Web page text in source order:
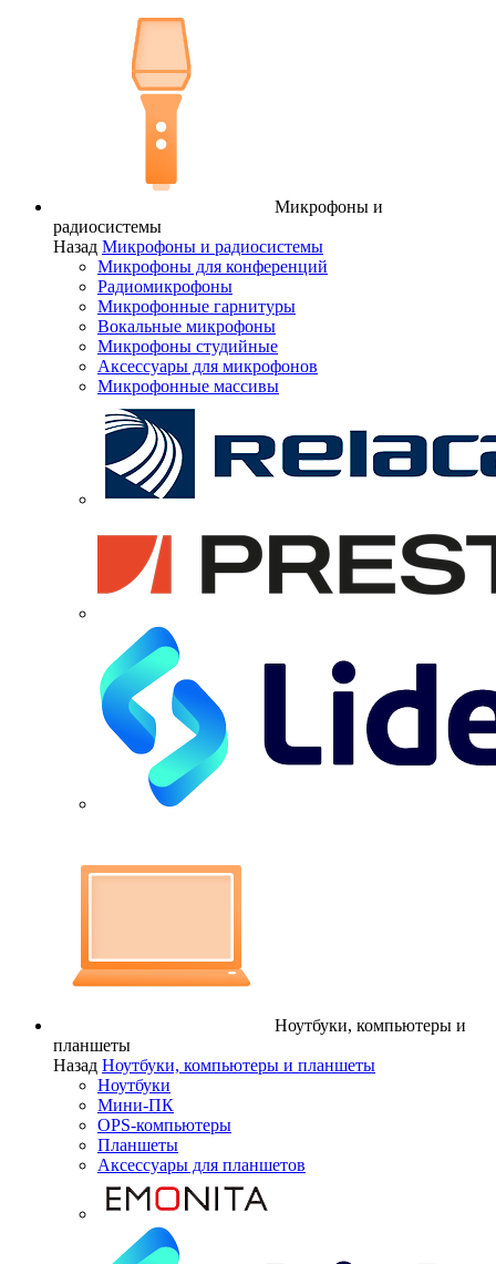
Микрофоны и
радиосистемы
Назад Микрофоны и радиосистемы
Микрофоны для конференций
Радиомикрофоны
Микрофонные гарнитуры
Вокальные микрофоны
Микрофоны студийные
Аксессуары для микрофонов
Микрофонные массивы
Ноутбуки, компьютеры и
планшеты
Назад Ноутбуки, компьютеры и планшеты
Ноутбуки
Мини-ПК
OPS-компьютеры
Планшеты
Аксессуары для планшетов